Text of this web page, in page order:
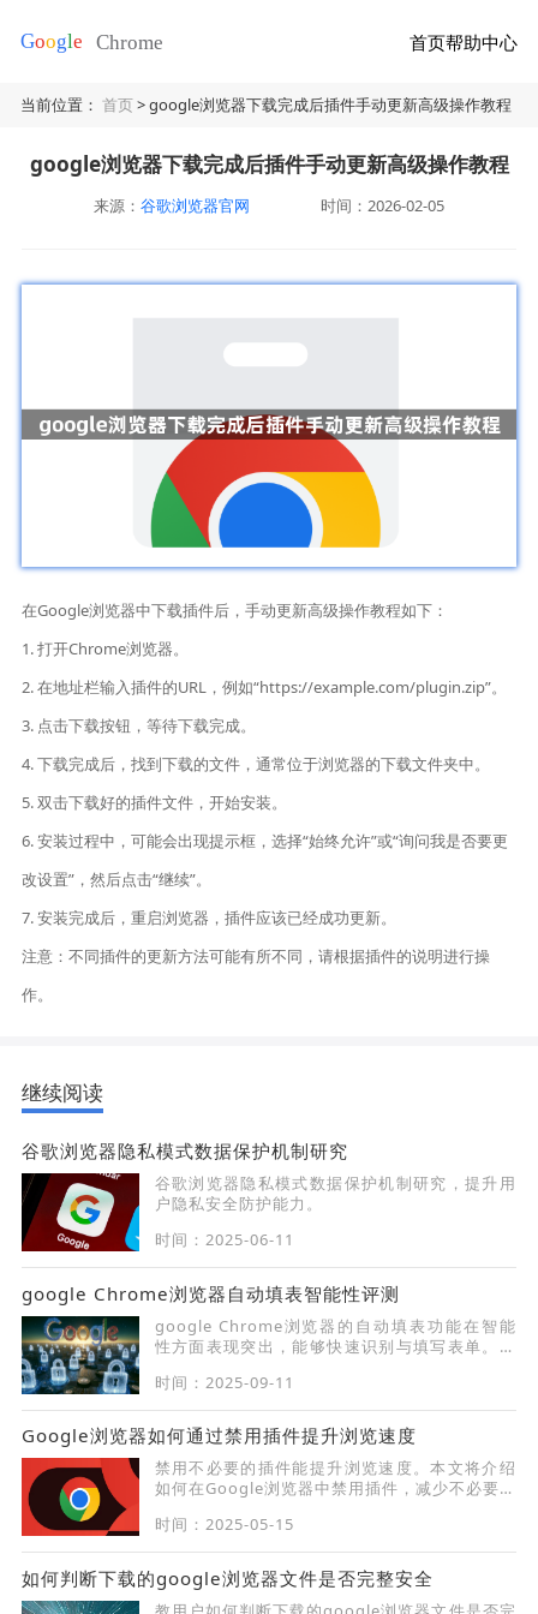
首页帮助中心
当前位置：首页> google浏览器下载完成后插件手动更新高级操作教程
google浏览器下载完成后插件手动更新高级操作教程
来源： 谷歌浏览器官网 时间：2026-02-05
在Google浏览器中下载插件后，手动更新高级操作教程如下：
1. 打开Chrome浏览器。
2. 在地址栏输入插件的URL，例如“https://example.com/plugin.zip”。
3. 点击下载按钮，等待下载完成。
4. 下载完成后，找到下载的文件，通常位于浏览器的下载文件夹中。
5. 双击下载好的插件文件，开始安装。
6. 安装过程中，可能会出现提示框，选择“始终允许”或“询问我是否要更
改设置”，然后点击“继续”。
7. 安装完成后，重启浏览器，插件应该已经成功更新。
注意：不同插件的更新方法可能有所不同，请根据插件的说明进行操
作。
继续阅读
谷歌浏览器隐私模式数据保护机制研究
谷歌浏览器隐私模式数据保护机制研究，提升用
户隐私安全防护能力。
时间：2025-06-11
google Chrome浏览器自动填表智能性评测
google Chrome浏览器的自动填表功能在智能
性方面表现突出，能够快速识别与填写表单。通
利操作中的价值。
时间：2025-09-11
Google浏览器如何通过禁用插件提升浏览速度
禁用不必要的插件能提升浏览速度。本文将介绍
如何在Google浏览器中禁用插件，减少不必要的
时间：2025-05-15
如何判断下载的google浏览器文件是否完整安全